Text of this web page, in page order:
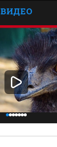
ВИДЕО